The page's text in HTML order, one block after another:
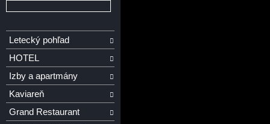
Letecký pohľad
HOTEL
Izby a apartmány
Kaviareň
Grand Restaurant